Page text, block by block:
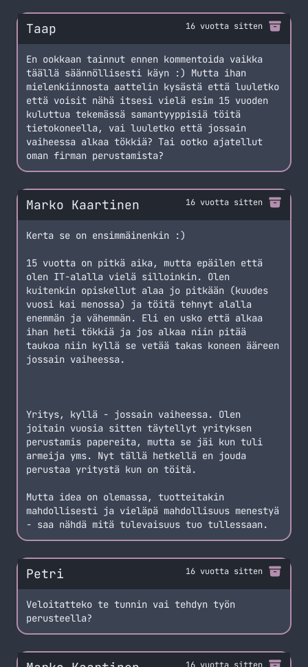
Taap 16 vuotta sitten
En ookkaan tainnut ennen kommentoida vaikka
täällä säännöllisesti käyn :) Mutta ihan
mielenkiinnosta aattelin kysästä että luuletko
että voisit nähä itsesi vielä esim 15 vuoden
kuluttua tekemässä samantyyppisiä töitä
tietokoneella, vai luuletko että jossain
vaiheessa alkaa tökkiä? Tai ootko ajatellut
oman firman perustamista?
Marko Kaartinen 16 vuotta sitten
Kerta se on ensimmäinenkin :)
15 vuotta on pitkä aika, mutta epäilen että
olen IT-alalla vielä silloinkin. Olen
kuitenkin opiskellut alaa jo pitkään (kuudes
vuosi kai menossa) ja töitä tehnyt alalla
enemmän ja vähemmän. Eli en usko että alkaa
ihan heti tökkiä ja jos alkaa niin pitää
taukoa niin kyllä se vetää takas koneen ääreen
jossain vaiheessa.
Yritys, kyllä - jossain vaiheessa. Olen
joitain vuosia sitten täytellyt yrityksen
perustamis papereita, mutta se jäi kun tuli
armeija yms. Nyt tällä hetkellä en jouda
perustaa yritystä kun on töitä.
Mutta idea on olemassa, tuotteitakin
mahdollisesti ja vieläpä mahdollisuus menestyä
- saa nähdä mitä tulevaisuus tuo tullessaan.
Petri 16 vuotta sitten
Veloitatteko te tunnin vai tehdyn työn
perusteella?